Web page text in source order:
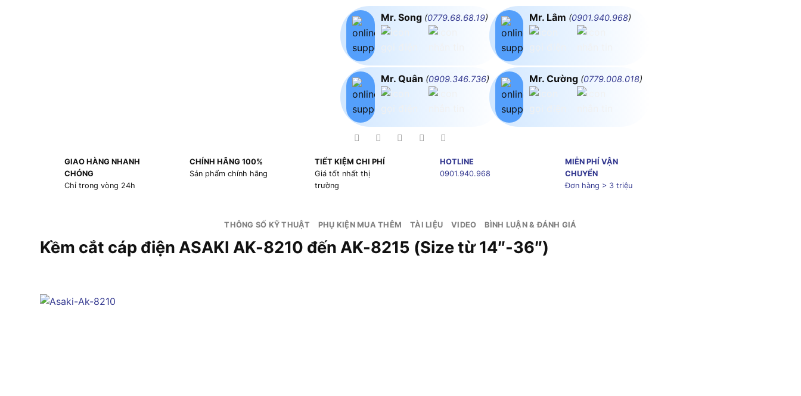
Mr. Song (0779.68.68.19)
Mr. Quân (0909.346.736)
Mr. Lâm (0901.940.968)
Mr. Cường (0779.008.018)
GIAO HÀNG NHANH
CHÓNG
Chỉ trong vòng 24h
CHÍNH HÃNG 100%
Sản phẩm chính hãng
TIẾT KIỆM CHI PHÍ
Giá tốt nhất thị
trường
HOTLINE
0901.940.968
MIỄN PHÍ VẬN
CHUYỂN
Đơn hàng > 3 triệu
THÔNG SỐ KỸ THUẬT PHỤ KIỆN MUA THÊM TÀI LIỆU VIDEO BÌNH LUẬN & ĐÁNH GIÁ
Kềm cắt cáp điện ASAKI AK-8210 đến AK-8215 (Size từ 14″-36″)